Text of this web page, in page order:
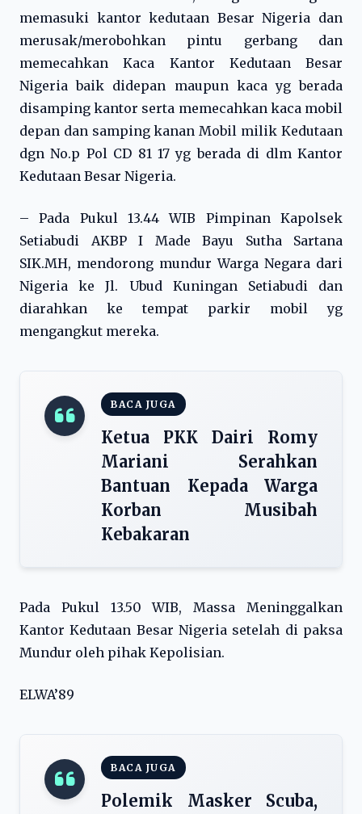
memasuki kantor kedutaan Besar Nigeria dan
merusak/merobohkan pintu gerbang dan
memecahkan Kaca Kantor Kedutaan Besar
Nigeria baik didepan maupun kaca yg berada
disamping kantor serta memecahkan kaca mobil
depan dan samping kanan Mobil milik Kedutaan
dgn No.p Pol CD 81 17 yg berada di dlm Kantor
Kedutaan Besar Nigeria.
– Pada Pukul 13.44 WIB Pimpinan Kapolsek
Setiabudi AKBP I Made Bayu Sutha Sartana
SIK.MH, mendorong mundur Warga Negara dari
Nigeria ke Jl. Ubud Kuningan Setiabudi dan
diarahkan ke tempat parkir mobil yg
mengangkut mereka.
BACA JUGA
Ketua PKK Dairi Romy
Mariani Serahkan
Bantuan Kepada Warga
Korban Musibah
Kebakaran
Pada Pukul 13.50 WIB, Massa Meninggalkan
Kantor Kedutaan Besar Nigeria setelah di paksa
Mundur oleh pihak Kepolisian.
ELWA’89
BACA JUGA
Polemik Masker Scuba,